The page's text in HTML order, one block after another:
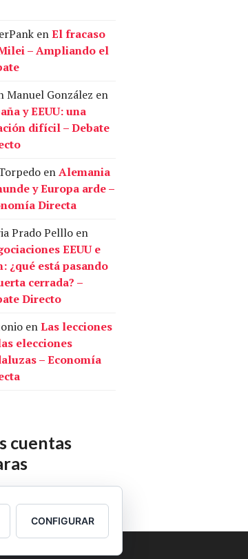
enEl fracaso
– Ampliando el
Manuel González en
y EEUU: una
difícil – Debate
enAlemania
y Europa arde –
Directa
Prado Pelllo en
EEUU e
¿qué está pasando
cerrada? –
Directo
enLas lecciones
elecciones
– Economía
cuentas
cuentas
CONFIGURAR